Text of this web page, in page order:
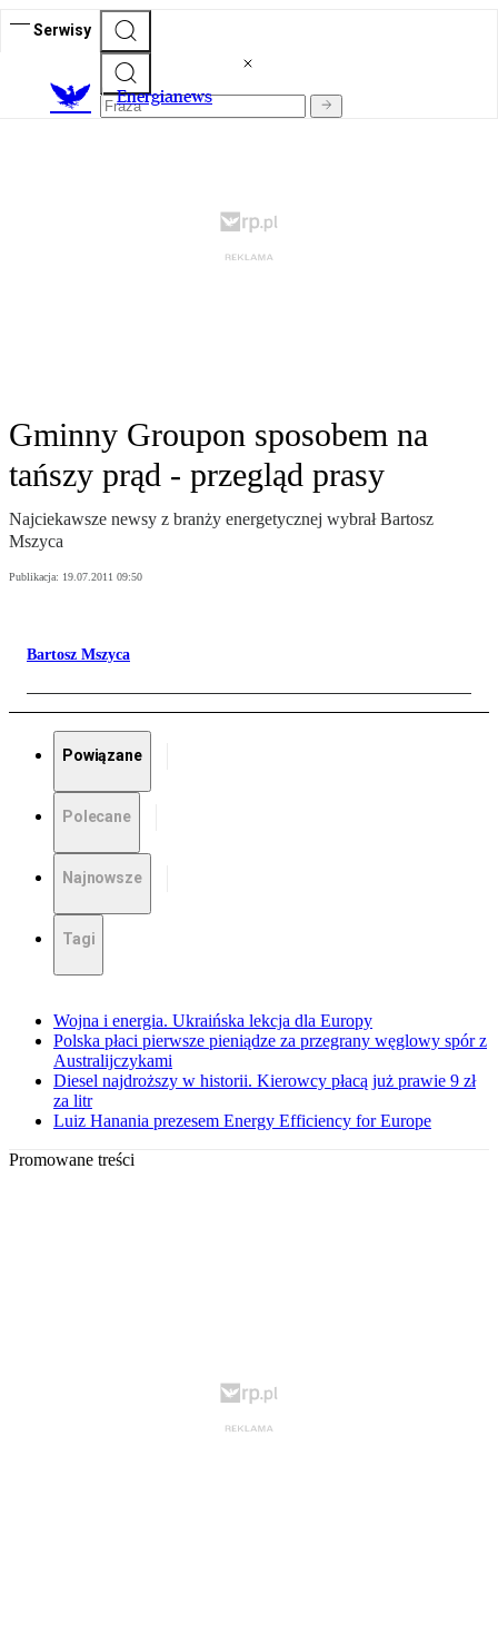
Serwisy
Energianews
Gminny Groupon sposobem na
tańszy prąd - przegląd prasy
Najciekawsze newsy z branży energetycznej wybrał Bartosz
Mszyca
Publikacja: 19.07.2011 09:50
Bartosz Mszyca
Powiązane
Polecane
Najnowsze
Tagi
Wojna i energia. Ukraińska lekcja dla Europy
Polska płaci pierwsze pieniądze za przegrany węglowy spór z
Australijczykami
Diesel najdroższy w historii. Kierowcy płacą już prawie 9 zł
za litr
Luiz Hanania prezesem Energy Efficiency for Europe
Promowane treści